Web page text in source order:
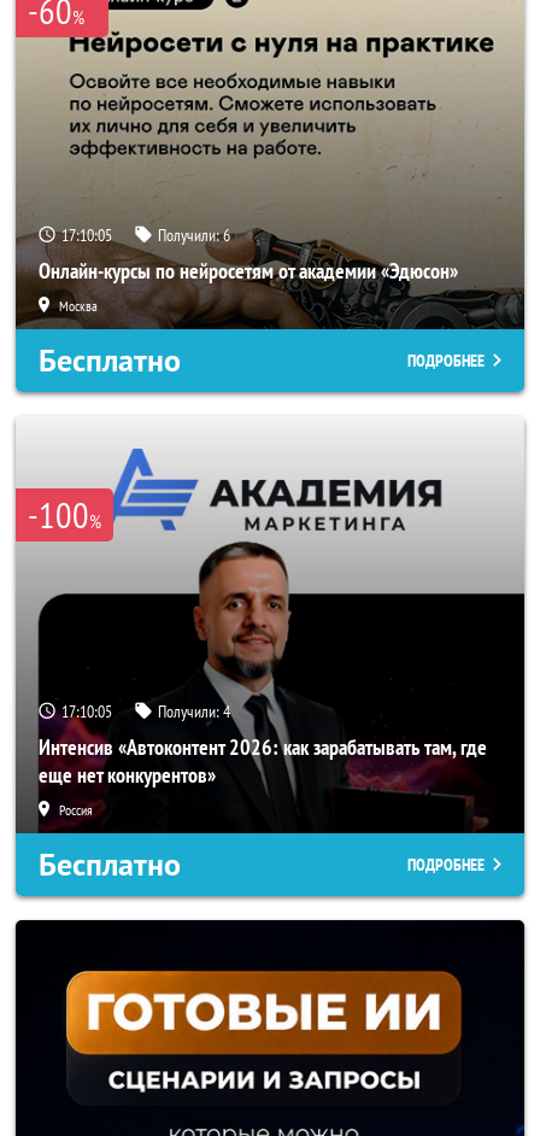
-60%
17:10:03 Получили:6
Онлайн-курсы по нейросетям от академии «Эдюсон»
Москва
Бесплатно ПОДРОБНЕЕ
-100%
17:10:03 Получили:4
Интенсив «Автоконтент 2026: как зарабатывать там, где
еще нет конкурентов»
Россия
Бесплатно ПОДРОБНЕЕ